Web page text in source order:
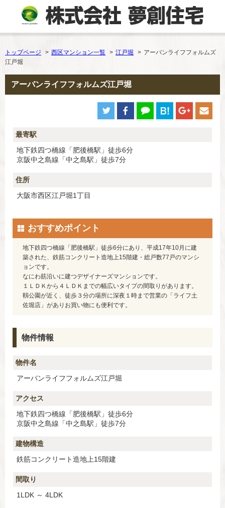
トップページ 西区マンション一覧 江戸堀
アーバンライフフォルムズ
江戸堀
アーバンライフフォルムズ江戸堀
最寄駅
地下鉄四つ橋線「肥後橋駅」徒歩6分
京阪中之島線「中之島駅」徒歩7分
住所
大阪市西区江戸堀1丁目
おすすめポイント
地下鉄四つ橋線「肥後橋駅」徒歩6分にあり、平成17年10月に建
築された、鉄筋コンクリート造地上15階建・総戸数77戸のマンシ
ョンです。
なにわ筋沿いに建つデザイナーズマンションです。
１ＬＤＫから４ＬＤＫまでの幅広いタイプの間取りがあります。
靱公園が近く、徒歩３分の場所に深夜１時まで営業の「ライフ土
佐堀店」がありお買い物にも便利です。
物件情報
物件名
アーバンライフフォルムズ江戸堀
アクセス
地下鉄四つ橋線「肥後橋駅」徒歩6分
京阪中之島線「中之島駅」徒歩7分
建物構造
鉄筋コンクリート造地上15階建
間取り
1LDK ～ 4LDK